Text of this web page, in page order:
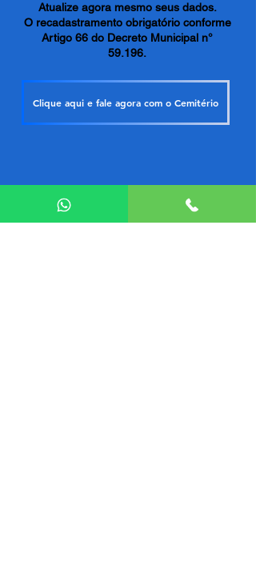
Atualize agora mesmo seus dados.
O recadastramento obrigatório conforme
Artigo 66 do Decreto Municipal n°
59.196.
Clique aqui e fale agora com o Cemitério